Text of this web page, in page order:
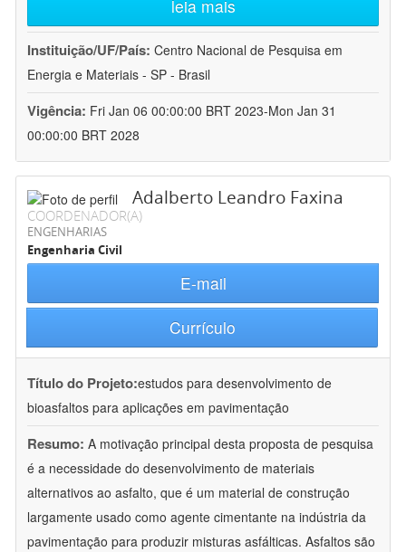
leia mais
Instituição/UF/País: Centro Nacional de Pesquisa em
Energia e Materiais - SP - Brasil
Vigência: Fri Jan 06 00:00:00 BRT 2023-Mon Jan 31
00:00:00 BRT 2028
Adalberto Leandro Faxina
COORDENADOR(A)
ENGENHARIAS
Engenharia Civil
E-mail
Currículo
Título do Projeto:estudos para desenvolvimento de
bioasfaltos para aplicações em pavimentação
Resumo: A motivação principal desta proposta de pesquisa
é a necessidade do desenvolvimento de materiais
alternativos ao asfalto, que é um material de construção
largamente usado como agente cimentante na indústria da
pavimentação para produzir misturas asfálticas. Asfaltos são